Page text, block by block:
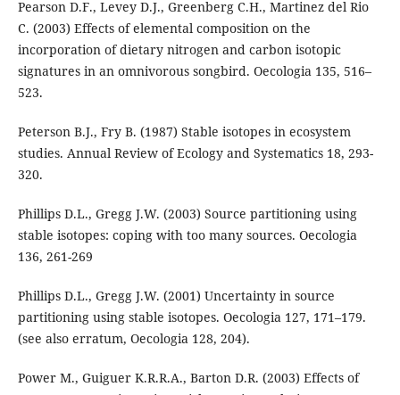
Pearson D.F., Levey D.J., Greenberg C.H., Martinez del Rio
C. (2003) Effects of elemental composition on the
incorporation of dietary nitrogen and carbon isotopic
signatures in an omnivorous songbird. Oecologia 135, 516–
523.
Peterson B.J., Fry B. (1987) Stable isotopes in ecosystem
studies. Annual Review of Ecology and Systematics 18, 293-
320.
Phillips D.L., Gregg J.W. (2003) Source partitioning using
stable isotopes: coping with too many sources. Oecologia
136, 261-269
Phillips D.L., Gregg J.W. (2001) Uncertainty in source
partitioning using stable isotopes. Oecologia 127, 171–179.
(see also erratum, Oecologia 128, 204).
Power M., Guiguer K.R.R.A., Barton D.R. (2003) Effects of